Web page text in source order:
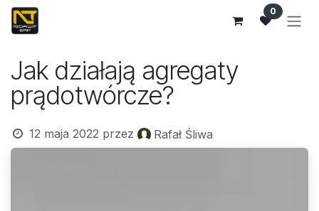
Przejdź do zawartości 0
Jak działają agregaty
prądotwórcze?
12 maja 2022 przez Rafał Śliwa